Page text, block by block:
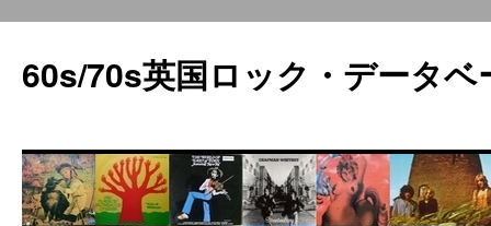
60s/70s英国ロック・データベ